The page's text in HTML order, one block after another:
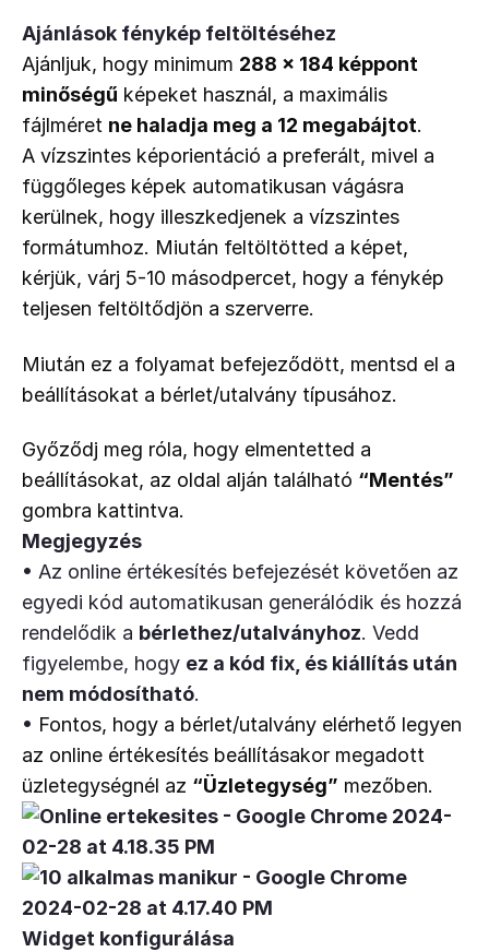
Ajánlások fénykép feltöltéséhez
Ajánljuk, hogy minimum 288 x 184 képpont
minőségű képeket használ, a maximális
fájlméret ne haladja meg a 12 megabájtot.
A vízszintes képorientáció a preferált, mivel a
függőleges képek automatikusan vágásra
kerülnek, hogy illeszkedjenek a vízszintes
formátumhoz. Miután feltöltötted a képet,
kérjük, várj 5-10 másodpercet, hogy a fénykép
teljesen feltöltődjön a szerverre.
Miután ez a folyamat befejeződött, mentsd el a
beállításokat a bérlet/utalvány típusához.
Győződj meg róla, hogy elmentetted a
beállításokat, az oldal alján található “Mentés”
gombra kattintva.
Megjegyzés
• Az online értékesítés befejezését követően az
egyedi kód automatikusan generálódik és hozzá
rendelődik a bérlethez/utalványhoz. Vedd
figyelembe, hogy ez a kód fix, és kiállítás után
nem módosítható.
• Fontos, hogy a bérlet/utalvány elérhető legyen
az online értékesítés beállításakor megadott
üzletegységnél az “Üzletegység” mezőben.
Widget konfigurálása